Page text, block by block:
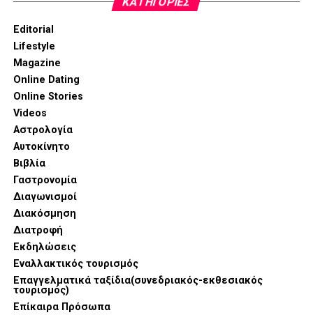
νευροδιεγέρτη, ενώη δεύτερη
επιβεβαίωση της ακεραιότητας φωνητικών χορδών
επιτυγχάνεται με βιντεοσκοπικό monitoring κατά την
αποσωλήνωση και αφύπνιση του ασθενούς.
Ευάγγελος Καρβούνης, ο βραβευμένος χειρουργός
ενδοκρινών αδένων!
ΟΕυάγγελος Καρβούνης
αδένων, ξεχωρίζει για την
Editorial
Lifestyle
Magazine
Online Dating
Online Stories
Videos
Αστρολογία
Αυτοκίνητο
Βιβλία
Γαστρονομία
Διαγωνισμοί
Διακόσμηση
Διατροφή
Εκδηλώσεις
Εναλλακτικός τουρισμός
Επαγγελματικά ταξίδια(συνεδριακός-εκθεσιακός
τουρισμός)
Επίκαιρα Πρόσωπα